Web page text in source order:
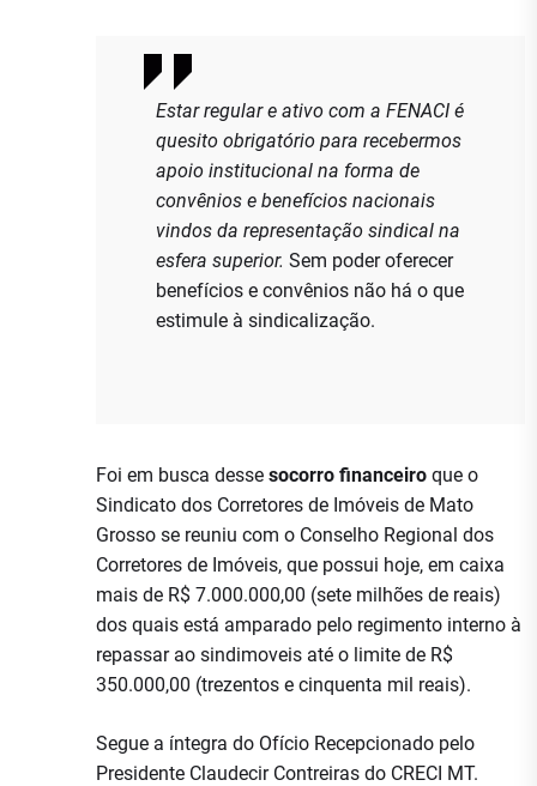
Estar regular e ativo com a FENACI é
quesito obrigatório para recebermos
apoio institucional na forma de
convênios e benefícios nacionais
vindos da representação sindical na
esfera superior. Sem poder oferecer
benefícios e convênios não há o que
estimule à sindicalização.
Foi em busca desse socorro financeiro que o
Sindicato dos Corretores de Imóveis de Mato
Grosso se reuniu com o Conselho Regional dos
Corretores de Imóveis, que possui hoje, em caixa
mais de R$ 7.000.000,00 (sete milhões de reais)
dos quais está amparado pelo regimento interno à
repassar ao sindimoveis até o limite de R$
350.000,00 (trezentos e cinquenta mil reais).
Segue a íntegra do Ofício Recepcionado pelo
Presidente Claudecir Contreiras do CRECI MT.